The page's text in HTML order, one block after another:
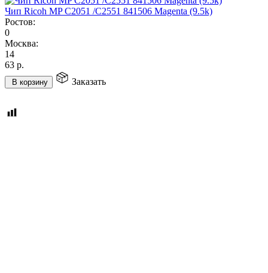
Чип Ricoh MP C2051 /C2551 841506 Magenta (9.5k)
Ростов:
0
Москва:
14
63 р.
В корзину Заказать